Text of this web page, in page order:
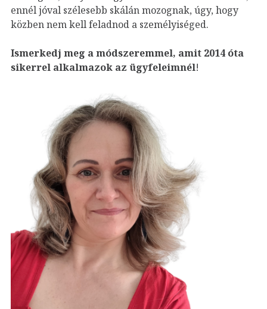
ennél jóval szélesebb skálán mozognak, úgy, hogy
közben nem kell feladnod a személyiséged.
Ismerkedj meg a módszeremmel, amit 2014 óta
sikerrel alkalmazok az ügyfeleimnél!